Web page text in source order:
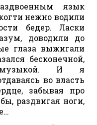
язык
нежно водили
бедер. Ласки
доводили до
глаза выжигали
бесконечной,
музыкой. И я
во власть
забывая про
раздвигая ноги,